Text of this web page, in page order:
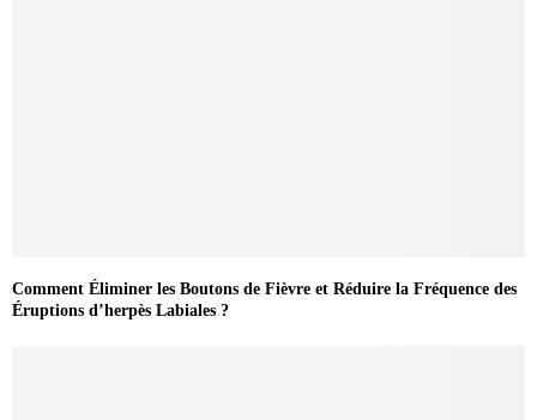
Comment Éliminer les Boutons de Fièvre et Réduire la Fréquence des
Éruptions d’herpès Labiales ?